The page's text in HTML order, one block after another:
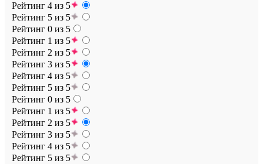
Рейтинг 4 из 5
Рейтинг 5 из 5
Рейтинг 0 из 5
Рейтинг 1 из 5
Рейтинг 2 из 5
Рейтинг 3 из 5
Рейтинг 4 из 5
Рейтинг 5 из 5
Рейтинг 0 из 5
Рейтинг 1 из 5
Рейтинг 2 из 5
Рейтинг 3 из 5
Рейтинг 4 из 5
Рейтинг 5 из 5